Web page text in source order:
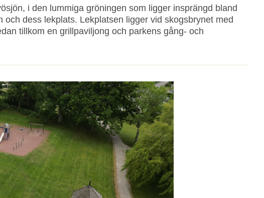
i den lummiga gröningen som ligger insprängd bland
dess lekplats. Lekplatsen ligger vid skogsbrynet med
tillkom en grillpaviljong och parkens gång- och